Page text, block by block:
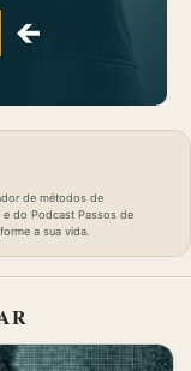
de métodos de
e do Podcast Passos de
a sua vida.